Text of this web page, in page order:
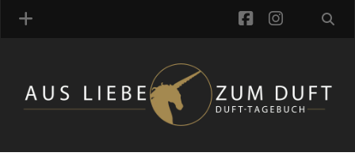
MANUFAKTUREN
facebook